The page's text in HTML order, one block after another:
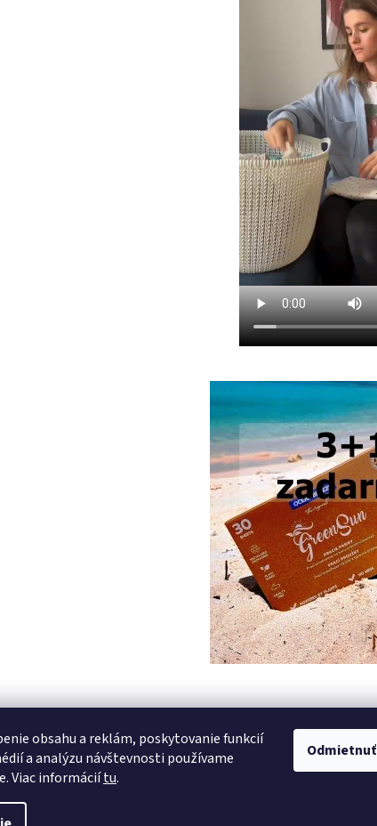
obsahu a reklám, poskytovanie funkcií
a analýzu návštevnosti používame
Viac informáciítu.
Odmietnuť
PREDCHÁDZAJÚCI ČLÁNOK